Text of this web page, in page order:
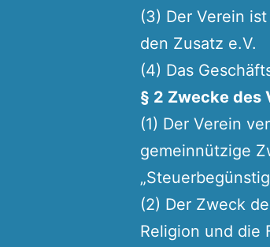
(3) Der Verein
den Zusatz e.V.
(4) Das
§ 2 Zwecke des
(1) Der Verein
gemeinnützige
(2) Der Zweck
Religion und die